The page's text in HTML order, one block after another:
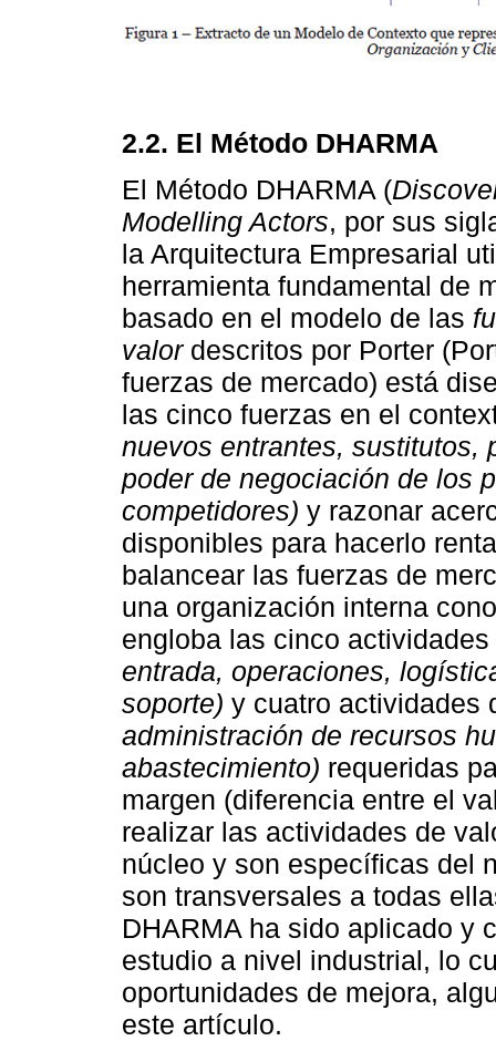
2.2. El Método DHARMA
El Método DHARMA (
Modelling Actors, por sus
la Arquitectura Empresarial
herramienta fundamental de
basado en el modelo de las
valordescritos por Porter
fuerzas de mercado) está
las cinco fuerzas en el
nuevos entrantes, sustitutos,
poder de negociación de los
competidores) y razonar
disponibles para hacerlo
balancear las fuerzas de
una organización interna
engloba las cinco
entrada, operaciones,
soporte) y cuatro actividades
administración de recursos
abastecimiento) requeridas
margen (diferencia entre el
realizar las actividades de
núcleo y son específicas del
son transversales a todas
DHARMA ha sido aplicado y
estudio a nivel industrial, lo
oportunidades de mejora,
este artículo.